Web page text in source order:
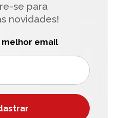
se para
novidades!
email